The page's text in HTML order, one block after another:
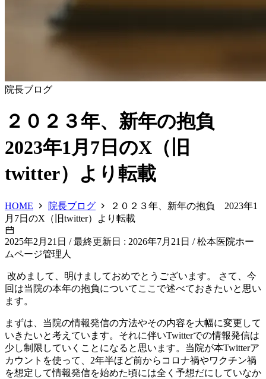
院長ブログ
２０２３年、新年の抱負
2023年1月7日のX（旧
twitter）より転載
HOME 院長ブログ
２０２３年、新年の抱負 2023年1
月7日のX（旧twitter）より転載
2025年2月21日 / 最終更新日 : 2026年7月21日 / 松本医院ホー
ムページ管理人
改めまして、明けましておめでとうございます。 さて、今
回は当院の本年の抱負についてここで述べておきたいと思い
ます。
まずは、当院の情報発信の方法やその内容を大幅に変更して
いきたいと考えています。それに伴いTwitterでの情報発信は
少し制限していくことになると思います。当院が本Twitterア
カウントを使って、2年半ほど前からコロナ禍やワクチン禍
を想定して情報発信を始めた頃には全く予想だにしていなか